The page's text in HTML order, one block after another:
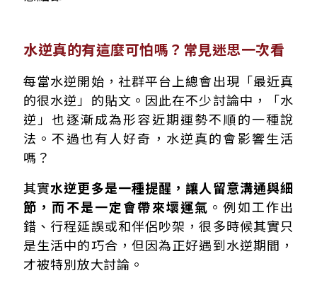
水逆真的有這麼可怕嗎？常見迷思一次看
每當水逆開始，社群平台上總會出現「最近真
的很水逆」的貼文。因此在不少討論中，「水
逆」也逐漸成為形容近期運勢不順的一種說
法。不過也有人好奇，水逆真的會影響生活
嗎？
其實水逆更多是一種提醒，讓人留意溝通與細
節，而不是一定會帶來壞運氣 。例如工作出
錯、行程延誤或和伴侶吵架，很多時候其實只
是生活中的巧合，但因為正好遇到水逆期間，
才被特別放大討論。